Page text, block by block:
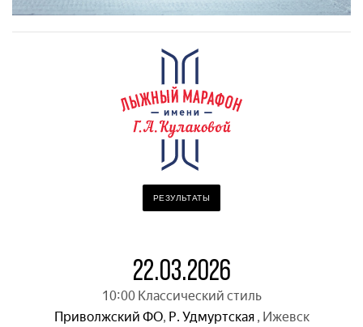
РЕЗУЛЬТАТЫ
22.03.2026
10:00 Классический стиль
Приволжский ФО, Р. Удмуртская , Ижевск